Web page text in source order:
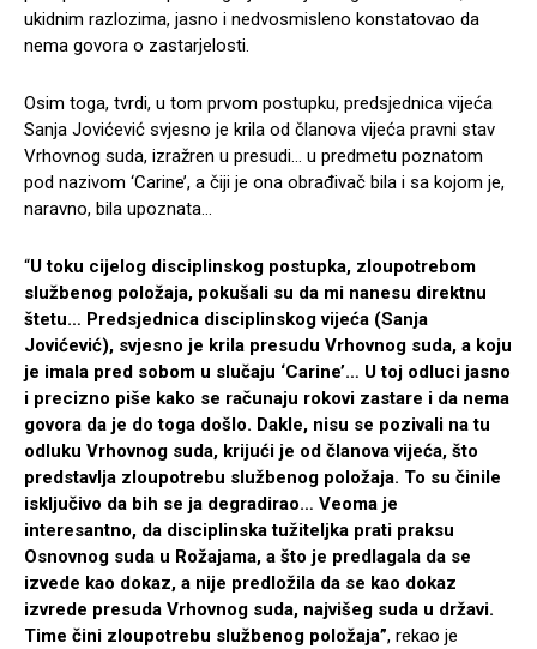
ukidnim razlozima, jasno i nedvosmisleno konstatovao da
nema govora o zastarjelosti.
Osim toga, tvrdi, u tom prvom postupku, predsjednica vijeća
Sanja Jovićević svjesno je krila od članova vijeća pravni stav
Vrhovnog suda, izražren u presudi… u predmetu poznatom
pod nazivom ‘Carine’, a čiji je ona obrađivač bila i sa kojom je,
naravno, bila upoznata…
“U toku cijelog disciplinskog postupka, zloupotrebom
službenog položaja, pokušali su da mi nanesu direktnu
štetu… Predsjednica disciplinskog vijeća (Sanja
Jovićević), svjesno je krila presudu Vrhovnog suda, a koju
je imala pred sobom u slučaju ‘Carine’… U toj odluci jasno
i precizno piše kako se računaju rokovi zastare i da nema
govora da je do toga došlo. Dakle, nisu se pozivali na tu
odluku Vrhovnog suda, krijući je od članova vijeća, što
predstavlja zloupotrebu službenog položaja. To su činile
isključivo da bih se ja degradirao… Veoma je
interesantno, da disciplinska tužiteljka prati praksu
Osnovnog suda u Rožajama, a što je predlagala da se
izvede kao dokaz, a nije predložila da se kao dokaz
izvrede presuda Vrhovnog suda, najvišeg suda u državi.
Time čini zloupotrebu službenog položaja”, rekao je